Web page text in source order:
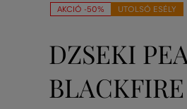
AKCIÓ -50% UTOLSÓ ESÉLY
DZSEKI